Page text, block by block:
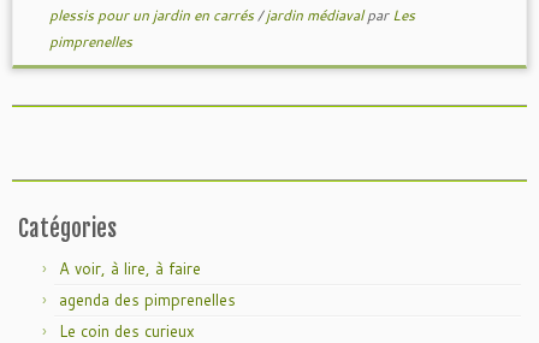
plessis pour un jardin en carrés/jardin médiavalparLes
pimprenelles
Catégories
A voir, à lire, à faire
agenda des pimprenelles
Le coin des curieux